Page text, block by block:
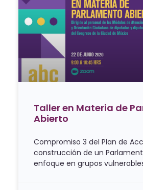
Taller en Materia de
Abierto
Compromiso 3 del Plan de
construcción de un
enfoque en grupos